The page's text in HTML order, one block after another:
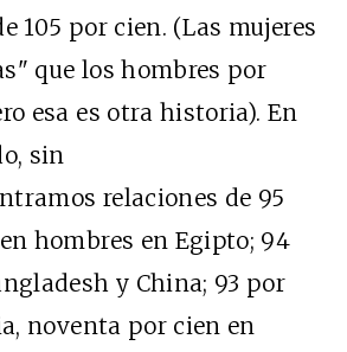
105 por cien. (Las mujeres
que los hombres por
esa es otra historia). En
sin
relaciones de 95
hombres en Egipto; 94
y China; 93 por
noventa por cien en